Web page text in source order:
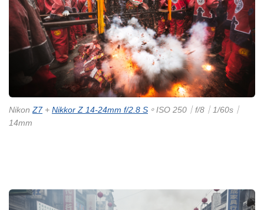
NikonZ7+ Nikkor Z 14-24mm f/2.8 S 。ISO 250｜f/8｜1/60s｜
14mm